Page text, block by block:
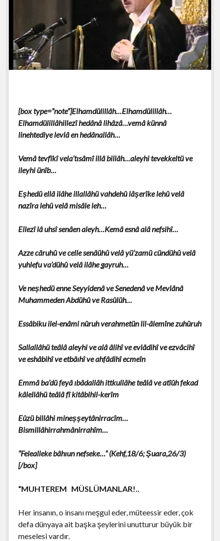
[box type=”note”]Elhamdülillâh…Elhamdülillâh…
Elhamdülillâhillezî hedânâ lihâzâ…vemâ künnâ
linehtediye levlâ en hedânallâh…
Vemâ tevfîkî vela’tısâmî illâ billâh…aleyhi tevekkeltü ve
ileyhi ünîb…
Eşhedü ellâ ilâhe illallâhü vahdehû lâşerîke lehû velâ
nazîra lehû velâ misâle leh…
Ellezî lâ uhsî senâen aleyh…Kemâ esnâ alâ nefsihî…
Azze câruhû ve celle senâühû velâ yü’zamü cündühû velâ
yuhlefu va’dühû velâ ilâhe gayruh…
Ve neşhedü enne Seyyidenâ ve Senedenâ ve Mevlânâ
Muhammeden Abdühû ve Rasûlüh…
Essâbiku ilel-enâmi nûruh verahmetün lil-âlemîne zuhûruh
Sallallâhü teâlâ aleyhi ve alâ âlihî ve evlâdihî ve ezvâcihî
ve eshâbihî ve etbâıhî ve ahfâdihî ecmeîn
Emmâ ba’dü feyâ ıbâdallâh ittkullâhe teâlâ ve atîûh fekad
kâlellâhü teâlâ fî kitâbihil-kerîm
Eûzü billâhi mineşşeytânirracîm…
Bismillâhirrahmânirrahîm…
“Felealleke bâhıun nefseke…” (Kehf,18/6; Şuara,26/3)
[/box]
“MUHTEREM MÜSLÜMANLAR!..
Her insanın, o insanı meşgul eder, müteessir eder, çok
defa dünyaya ait başka şeylerini unutturur büyük bir
meselesi vardır.